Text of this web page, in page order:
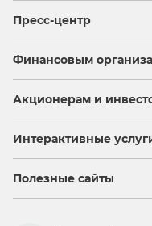
Пресс-центр
Финансовым
Акционерам и
Интерактивные
Полезные сайты